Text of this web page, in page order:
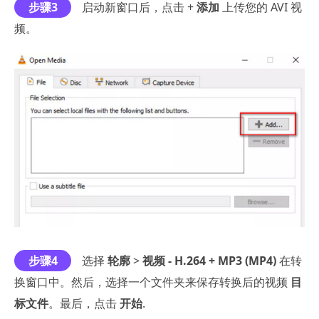
步骤3 启动新窗口后，点击 +添加 上传您的 AVI 视
频。
步骤4 选择 轮廓>视频 - H.264 + MP3 (MP4)在转
换窗口中。然后，选择一个文件夹来保存转换后的视频 目
标文件。最后，点击开始.